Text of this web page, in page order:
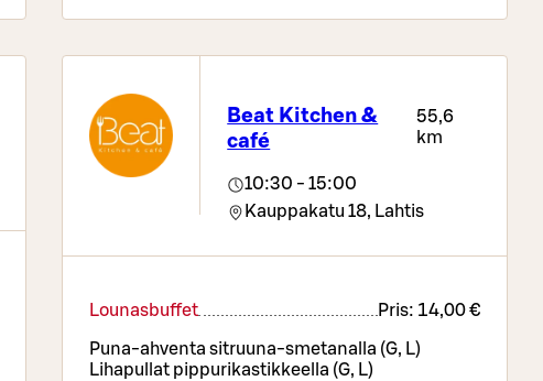
Beat Kitchen &
café
55,6
km
10:30 - 15:00
Kauppakatu 18, Lahtis
Lounasbuffet Pris: 14,00 €
Puna-ahventa sitruuna-smetanalla (G, L)
Lihapullat pippurikastikkeella (G, L)